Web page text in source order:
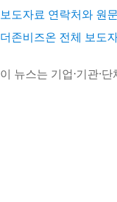
보도자료 연락처와 원
더존비즈온 전체 보도
이 뉴스는 기업·기관·